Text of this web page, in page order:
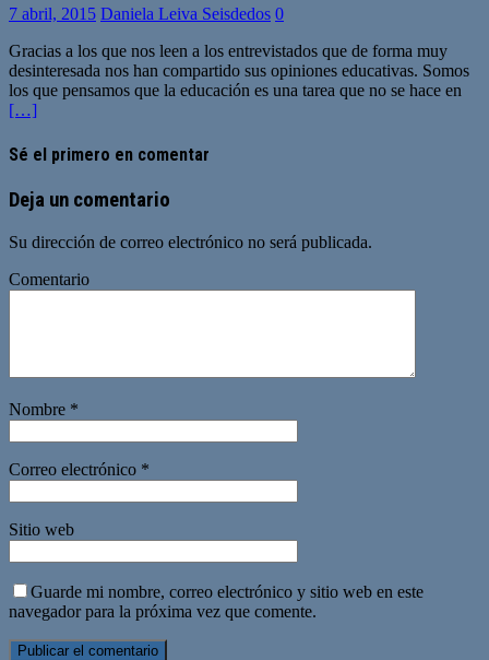
7 abril, 2015 Daniela Leiva Seisdedos 0
Gracias a los que nos leen a los entrevistados que de forma muy
desinteresada nos han compartido sus opiniones educativas. Somos
los que pensamos que la educación es una tarea que no se hace en
[…]
Sé el primero en comentar
Deja un comentario
Su dirección de correo electrónico no será publicada.
Comentario
Nombre *
Correo electrónico *
Sitio web
Guarde mi nombre, correo electrónico y sitio web en este
navegador para la próxima vez que comente.